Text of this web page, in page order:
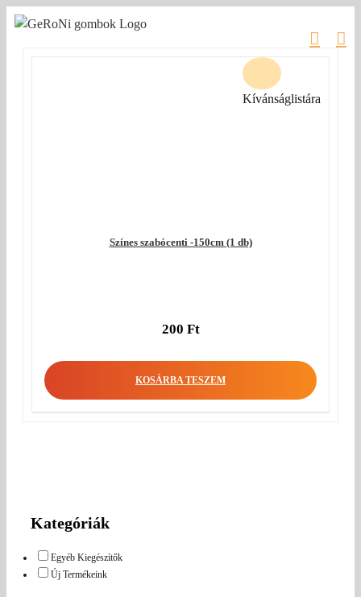
Kihagyás
Színes szabócenti -150cm (1 db)
200 Ft
KOSÁRBA TESZEM
Kívánságlistára
Kategóriák
Egyéb Kiegészítők
Új Termékeink